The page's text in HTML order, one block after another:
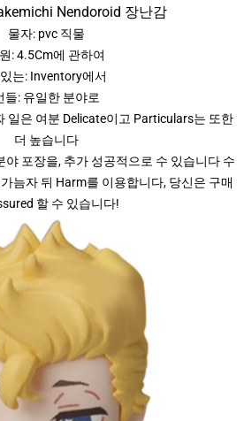
Nendoroid 장난감
물자: pvc 직물
: 4.5Cm에 관하여
는: Inventory에서
들: 유일한 분야로
일은 여분 Delicate이고 Particulars는 또한
더 높습니다
야 포장을, 추가 성공적으로 수 있습니다 수
늠자 뒤 Harm를 이용합니다, 당신은 구매
할 수 있습니다!